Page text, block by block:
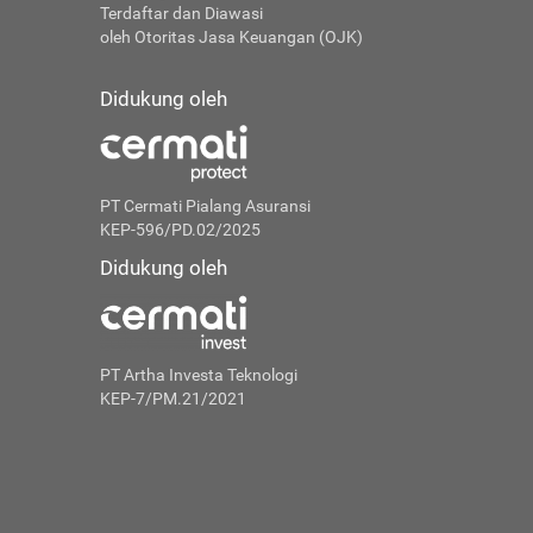
Terdaftar dan Diawasi
oleh Otoritas Jasa Keuangan (OJK)
Didukung oleh
PT Cermati Pialang Asuransi
KEP-596/PD.02/2025
Didukung oleh
PT Artha Investa Teknologi
KEP-7/PM.21/2021